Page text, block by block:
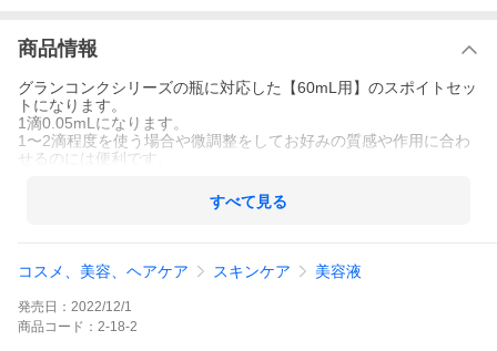
商品情報
グランコンクシリーズの瓶に対応した【60mL用】のスポイトセッ
トになります。
1滴0.05mLになります。
1〜2滴程度を使う場合や微調整をしてお好みの質感や作用に合わ
せるのには便利です。
すべて見る
コスメ、美容、ヘアケア スキンケア 美容液
発売日： 2022/12/1
商品 コード： 2-18-2